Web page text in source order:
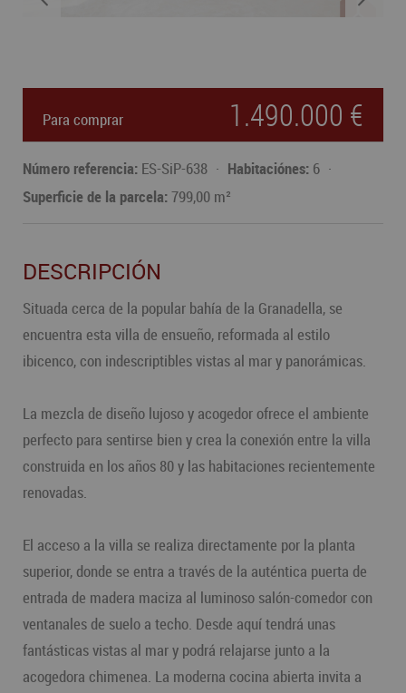
Para comprar 1.490.000 €
Número referencia: ES-SiP-638 Habitaciónes: 6
Superficie de la parcela:799,00 m²
DESCRIPCIÓN
Situada cerca de la popular bahía de la Granadella, se
encuentra esta villa de ensueño, reformada al estilo
ibicenco, con indescriptibles vistas al mar y panorámicas.
La mezcla de diseño lujoso y acogedor ofrece el ambiente
perfecto para sentirse bien y crea la conexión entre la villa
construida en los años 80 y las habitaciones recientemente
renovadas.
El acceso a la villa se realiza directamente por la planta
superior, donde se entra a través de la auténtica puerta de
entrada de madera maciza al luminoso salón-comedor con
ventanales de suelo a techo. Desde aquí tendrá unas
fantásticas vistas al mar y podrá relajarse junto a la
acogedora chimenea. La moderna cocina abierta invita a